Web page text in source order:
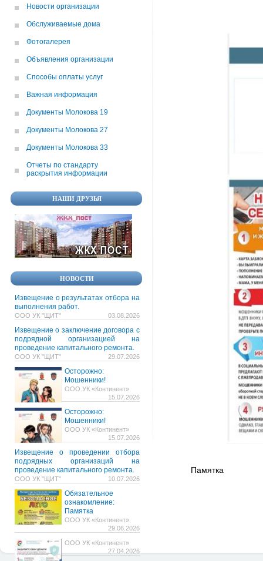
Новости организации
Обслуживаемые дома
Фотогалерея
Объявления организации
Способы оплаты услуг
Важная информация
Документы Молокова 19
Документы Молокова 27
Документы Молокова 33
Отчеты по cтандарту
раскрытия информации
НАШИ ДРУЗЬЯ
НОВОСТИ
Извещение о результатах отбора на
выполнения работ.
ООО УК "ЩИТ" 03.08.2026
Извещение о заключение договора с
подрядной организацией на
проведение капитального ремонта.
ООО УК "ЩИТ" 29.07.2026
Осторожно:
Мошенники!
ООО УК «Континент»
15.07.2026
Осторожно:
Мошенники!
ООО УК «Континент»
15.07.2026
Извещение о проведении отбора
подрядных организаций на
проведение капитального ремонта.
ООО УК "ЩИТ" 10.07.2026
Обязательное
ознакомление:
Памятка
ООО УК «Континент»
29.06.2026
ООО УК «Континент»
27.04.2026
Памятка